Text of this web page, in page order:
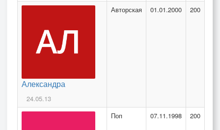
Александра
24.05.13
Авторская 01.01.2000 200
Поп 07.11.1998 200